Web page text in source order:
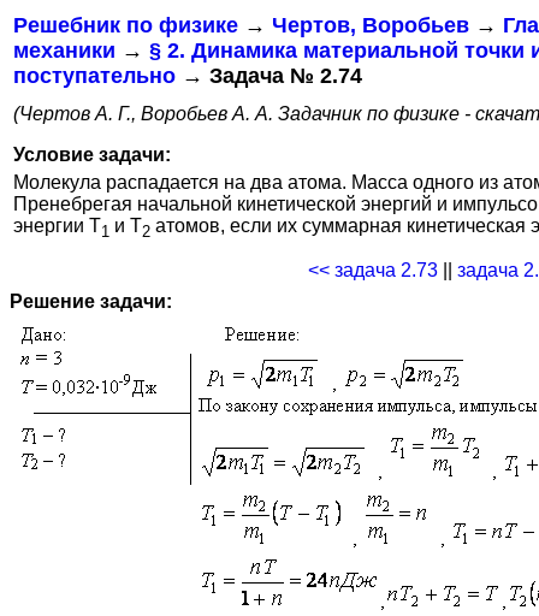
Решебник по физике → Чертов, Воробьев →
механики → § 2. Динамика материальной точки
поступательно → Задача № 2.74
(Чертов А. Г., Воробьев А. А. Задачник по физике -
Условие задачи:
Молекула распадается на два атома. Масса одного из
Пренебрегая начальной кинетической энергий и
энергии T1 и T2 атомов, если их суммарная кинетическая
<< задача 2.73
задача
Решение задачи: